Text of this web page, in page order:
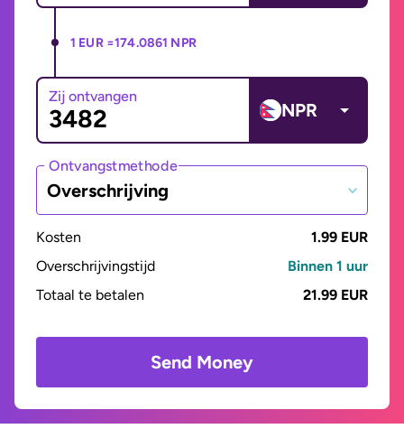
1 EUR =174.0861 NPR
Zij ontvangen
NPR
Ontvangstmethode
Overschrijving
Kosten
1.99 EUR
Overschrijvingstijd
Binnen 1 uur
Totaal te betalen
21.99 EUR
Send Money